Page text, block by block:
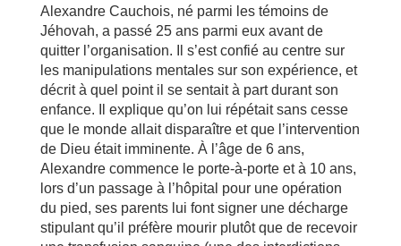
Alexandre Cauchois, né parmi les témoins de
Jéhovah, a passé 25 ans parmi eux avant de
quitter l’organisation. Il s’est confié au centre sur
les manipulations mentales sur son expérience, et
décrit à quel point il se sentait à part durant son
enfance. Il explique qu’on lui répétait sans cesse
que le monde allait disparaître et que l’intervention
de Dieu était imminente. À l’âge de 6 ans,
Alexandre commence le porte-à-porte et à 10 ans,
lors d’un passage à l’hôpital pour une opération
du pied, ses parents lui font signer une décharge
stipulant qu’il préfère mourir plutôt que de recevoir